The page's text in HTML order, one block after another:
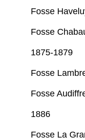
Fosse
Fosse
1875-1879
Fosse
Fosse
1886
Fosse La